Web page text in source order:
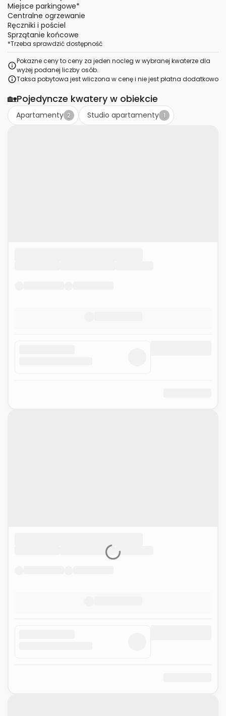
Miejsce parkingowe*
Centralne ogrzewanie
Ręczniki i pościel
Sprzątanie końcowe
*Trzeba sprawdzić dostępność
Pokazne ceny to ceny za jeden nocleg w wybranej kwaterze dla
wyżej podanej liczby osób.
Taksa pobytowa jest wliczona w cenę i nie jest płatna dodatkowo
🏡Pojedyncze kwatery w obiekcie
Apartamenty 2 Studio apartamenty 1